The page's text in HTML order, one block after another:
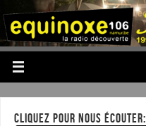
CLIQUEZ POUR NOUS ÉCOUTER: